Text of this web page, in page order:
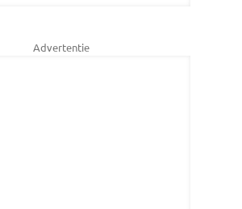
Advertentie